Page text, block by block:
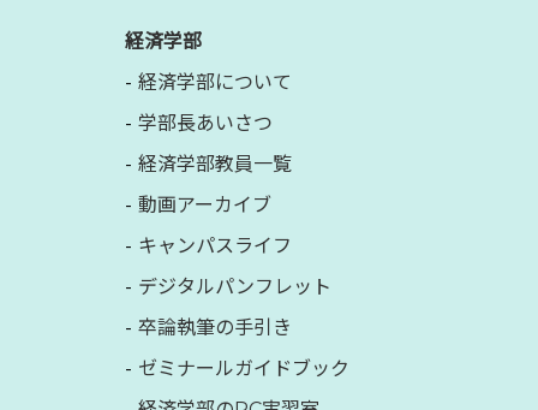
経済学部
経済学部について
学部長あいさつ
経済学部教員一覧
動画アーカイブ
キャンパスライフ
デジタルパンフレット
卒論執筆の手引き
ゼミナールガイドブック